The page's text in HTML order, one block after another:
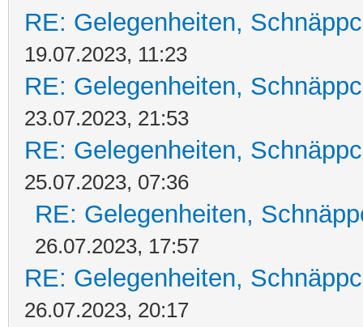
RE: Gelegenheiten,
19.07.2023, 11:23
RE: Gelegenheiten,
23.07.2023, 21:53
RE: Gelegenheiten,
25.07.2023, 07:36
RE: Gelegenheiten,
26.07.2023, 17:57
RE: Gelegenheiten,
26.07.2023, 20:17